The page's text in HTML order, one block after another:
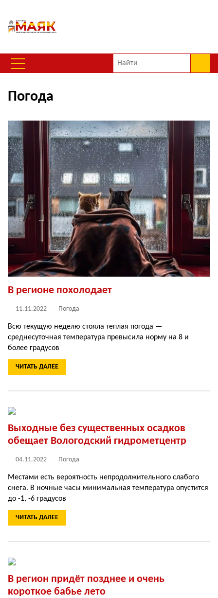
Погода
В регионе похолодает
11.11.2022 Погода
Всю текущую неделю стояла теплая погода —
среднесуточная температура превысила норму на 8 и
более градусов
ЧИТАТЬ ДАЛЕЕ
Выходные без существенных осадков
обещает Вологодский гидрометцентр
04.11.2022 Погода
Местами есть вероятность непродолжительного слабого
снега. В ночные часы минимальная температура опустится
до -1, -6 градусов
ЧИТАТЬ ДАЛЕЕ
В регион придёт позднее и очень
короткое бабье лето